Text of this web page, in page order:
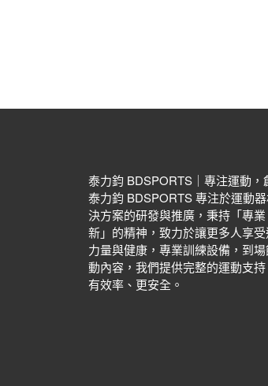
泰力鈞 BDSPORTS｜專注運動，
泰力鈞 BDSPORTS 專注於運動
決方案的研發與推廣，秉持「專
新」的精神，致力於讓更多人享
力量與健康，專業訓練設備，到
動內容，我們提供完整的運動支
有效率、更安全。